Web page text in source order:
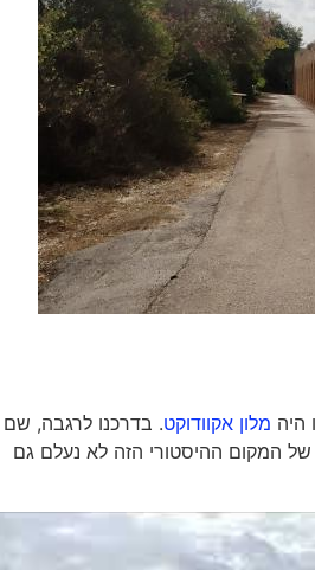
היה מלון אקוודוקט. בדרכנו לרגבה, שם
של המקום ההיסטורי הזה לא נעלם גם